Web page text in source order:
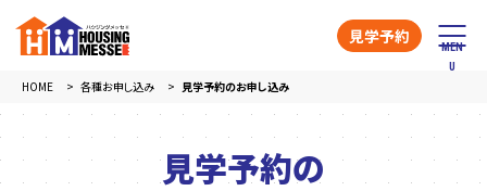
見学予約
HOME 各種お申し込み 見学予約のお申し込み
見学予約の